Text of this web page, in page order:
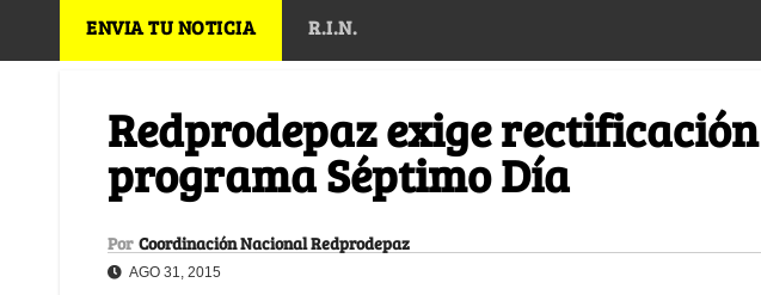
ENVIA TU NOTICIA R.I.N.
Redprodepaz exige
programa Séptimo Día
Por Coordinación Nacional Redprodepaz
AGO 31, 2015